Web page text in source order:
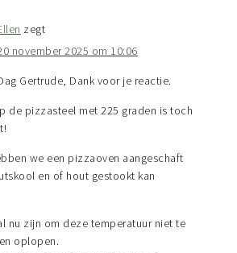
zegt
november 2025 om 10:06
Gertrude, Dank voor je reactie.
de pizzasteel met 225 graden is toch
we een pizzaoven aangeschaft
en of hout gestookt kan
nu zijn om deze temperatuur niet te
oplopen.